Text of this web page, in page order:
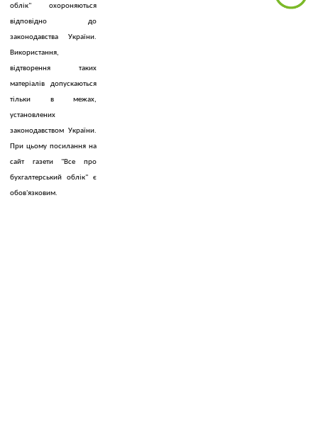
облік" охороняються
відповідно до
законодавства України.
Використання,
відтворення таких
матеріалів допускаються
тільки в межах,
установлених
законодавством України.
При цьому посилання на
сайт газети "Все про
бухгалтерський облік" є
обов'язковим.